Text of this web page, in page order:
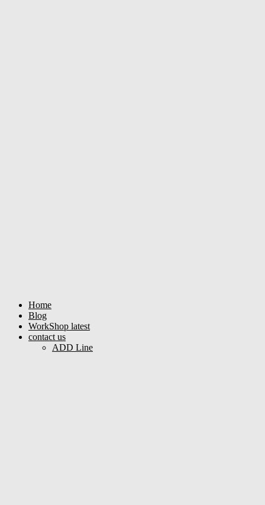
Home
Blog
WorkShop latest
contact us
ADD Line